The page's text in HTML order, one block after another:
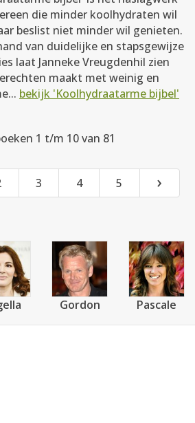
die minder koolhydraten wil
beslist niet minder wil genieten.
van duidelijke en stapsgewijze
laat Janneke Vreugdenhil zien
maakt met weinig en
bekijk 'Koolhydraatarme bijbel'
1 t/m 10 van 81
3 4 5 ›
Gordon Pascale